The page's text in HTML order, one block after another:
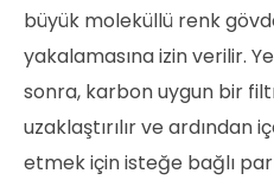
büyük moleküllü renk
yakalamasına izin verilir.
sonra, karbon uygun bir
uzaklaştırılır ve ardından
etmek için isteğe bağlı